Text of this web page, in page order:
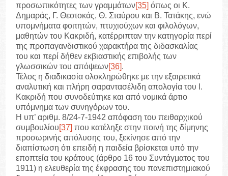
προσωπικότητες των γραμμάτων[35] όπως οι Κ.
Δημαράς, Γ. Θεοτοκάς, Θ. Σταύρου και Β. Τατάκης, ενώ
υπομνήματα φοιτητών, πτυχιούχων και φιλολόγων,
μαθητών του Κακριδή, κατέρριπταν την κατηγορία περί
της προπαγανδιστικού χαρακτήρα της διδασκαλίας
του και περί δήθεν εκβιαστικής επιβολής των
γλωσσικών του απόψεων[36].
Τέλος η διαδικασία ολοκληρώθηκε με την εξαιρετικά
αναλυτική και πλήρη σαραντασέλιδη απολογία του Ι.
Κακριδή που συνοδεύτηκε και από νομικά άρτιο
υπόμνημα των συνηγόρων του.
Η υπ’ αριθμ. 8/24-7-1942 απόφαση του πειθαρχικού
συμβουλίου[37] που κατέληξε στην ποινή της δίμηνης
προσωρινής απόλυσης του, ξεκίνησε από την
διαπίστωση ότι επειδή η παιδεία βρίσκεται υπό την
εποπτεία του κράτους (άρθρο 16 του Συντάγματος του
1911) η ελευθερία της έκφρασης του πανεπιστημιακού